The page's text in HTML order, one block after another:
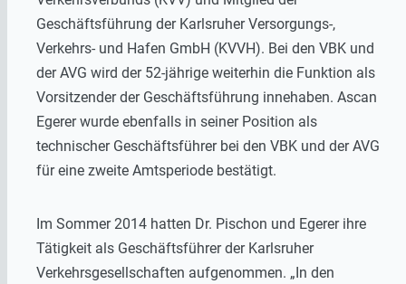
Geschäftsführung der Karlsruher Versorgungs-,
Verkehrs- und Hafen GmbH (KVVH). Bei den VBK und
der AVG wird der 52-jährige weiterhin die Funktion als
Vorsitzender der Geschäftsführung innehaben. Ascan
Egerer wurde ebenfalls in seiner Position als
technischer Geschäftsführer bei den VBK und der AVG
für eine zweite Amtsperiode bestätigt.
Im Sommer 2014 hatten Dr. Pischon und Egerer ihre
Tätigkeit als Geschäftsführer der Karlsruher
Verkehrsgesellschaften aufgenommen. „In den